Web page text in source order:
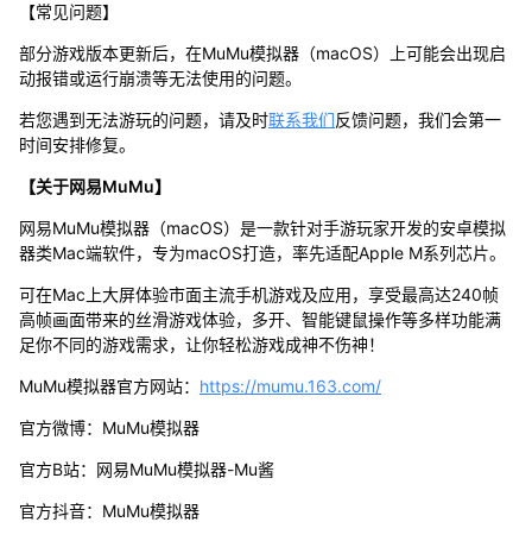
【常见问题】
部分游戏版本更新后，在MuMu模拟器（macOS）上可能会出现启
动报错或运行崩溃等无法使用的问题。
若您遇到无法游玩的问题，请及时联系我们反馈问题，我们会第一
时间安排修复。
【关于网易MuMu】
网易MuMu模拟器（macOS）是一款针对手游玩家开发的安卓模拟
器类Mac端软件，专为macOS打造，率先适配Apple M系列芯片。
可在Mac上大屏体验市面主流手机游戏及应用，享受最高达240帧
高帧画面带来的丝滑游戏体验，多开、智能键鼠操作等多样功能满
足你不同的游戏需求，让你轻松游戏成神不伤神！
MuMu模拟器官方网站： https://mumu.163.com/
官方微博：MuMu模拟器
官方B站：网易MuMu模拟器-Mu酱
官方抖音：MuMu模拟器